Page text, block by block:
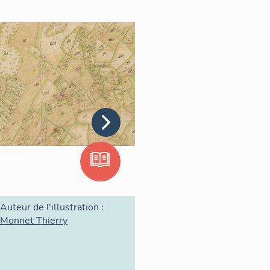
de Savoie Humbert-aux-
ne pouvait que descendre au
actuellement. Arrivé au
torrent sur un pont. Ce pont
naturel à l’une des
là elle escaladait par le
de Cusy perché au
la villa Cusiacus »
reste les traces des piles
Banges datait des Romains
saison, qui reliait
et le col de Plainpalais.
fois dans une charte,
du comte Humbert, qui fait
de l'église. La première
Il semble que dès le XIIe
Auteur de l'illustration :
Monnet Thierry